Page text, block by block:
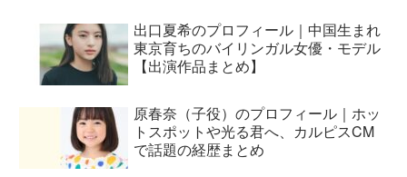
出口夏希のプロフィール｜中国生まれ
東京育ちのバイリンガル女優・モデル
【出演作品まとめ】
原春奈（子役）のプロフィール｜ホッ
トスポットや光る君へ、カルピスCM
で話題の経歴まとめ